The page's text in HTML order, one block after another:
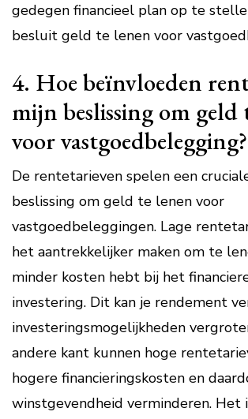
gedegen financieel plan op te
besluit geld te lenen voor
4. Hoe beïnvloeden
mijn beslissing om geld
voor vastgoedbelegging?
De rentetarieven spelen een
beslissing om geld te lenen voor
vastgoedbeleggingen. Lage
het aantrekkelijker maken om te
minder kosten hebt bij het
investering. Dit kan je rendement
investeringsmogelijkheden
andere kant kunnen hoge
hogere financieringskosten en
winstgevendheid verminderen. Het